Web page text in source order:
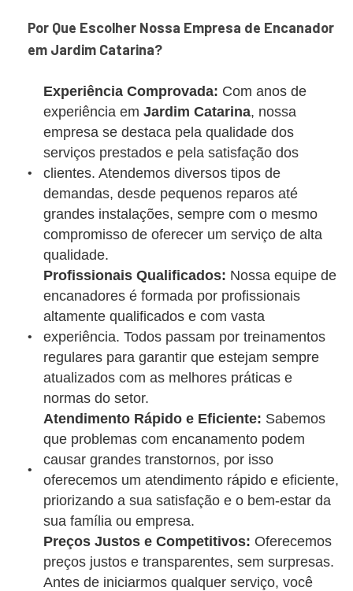
Por Que Escolher Nossa Empresa de Encanador
em Jardim Catarina?
Experiência Comprovada: Com anos de
experiência em Jardim Catarina, nossa
empresa se destaca pela qualidade dos
serviços prestados e pela satisfação dos
clientes. Atendemos diversos tipos de
demandas, desde pequenos reparos até
grandes instalações, sempre com o mesmo
compromisso de oferecer um serviço de alta
qualidade.
Profissionais Qualificados: Nossa equipe de
encanadores é formada por profissionais
altamente qualificados e com vasta
experiência. Todos passam por treinamentos
regulares para garantir que estejam sempre
atualizados com as melhores práticas e
normas do setor.
Atendimento Rápido e Eficiente: Sabemos
que problemas com encanamento podem
causar grandes transtornos, por isso
oferecemos um atendimento rápido e eficiente,
priorizando a sua satisfação e o bem-estar da
sua família ou empresa.
Preços Justos e Competitivos: Oferecemos
preços justos e transparentes, sem surpresas.
Antes de iniciarmos qualquer serviço, você